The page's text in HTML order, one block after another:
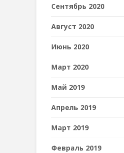
Сентябрь 2020
Август 2020
Июнь 2020
Март 2020
Май 2019
Апрель 2019
Март 2019
Февраль 2019